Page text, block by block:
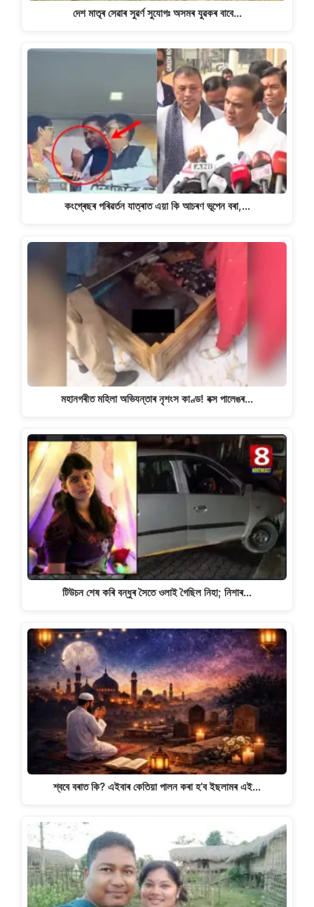
দেশ মাতৃৰ সেৱাৰ সুৱৰ্ণ সুযোগঃ অসমৰ যুৱকৰ বাবে…
কংগ্ৰেছৰ পৰিৱৰ্তন যাত্ৰাত এয়া কি আচৰণ ভূপেন বৰা,…
মহানগৰীত মহিলা অভিযন্তাৰ নৃশংস কাণ্ড! বক্স পালেঙৰ…
টিউচন শেষ কৰি বন্ধুৰ সৈতে ওলাই গৈছিল নিহা; নিশাৰ…
শ্ববে বৰাত কি? এইবাৰ কেতিয়া পালন কৰা হ’ব ইছলামৰ এই…